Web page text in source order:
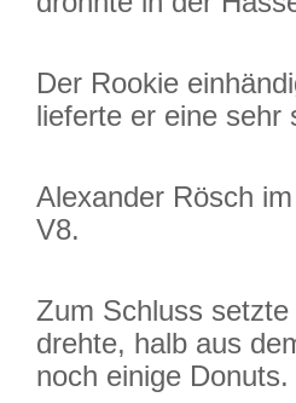
Der Rookie
lieferte er eine sehr
Alexander Rösch
V8.
Zum Schluss
drehte, halb aus
noch einige Donuts.